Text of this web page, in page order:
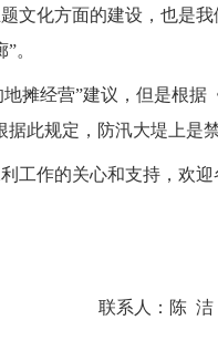
文化方面的建设，也是
。
地摊经营”建议，但是根
据此规定，防汛大堤上是
工作的关心和支持，欢
联系人：陈 洁